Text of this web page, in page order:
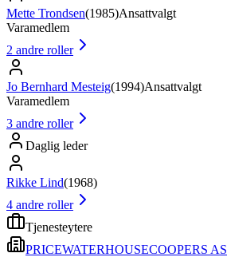
Mette Trondsen(1985)Ansattvalgt
Varamedlem
2 andre roller
Jo Bernhard Mesteig(1994)Ansattvalgt
Varamedlem
3 andre roller
Daglig leder
Rikke Lind(1968)
4 andre roller
Tjenesteytere
PRICEWATERHOUSECOOPERS AS